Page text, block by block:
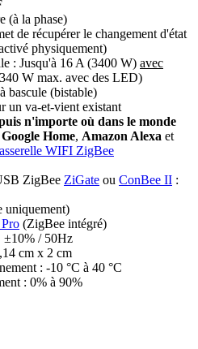
(à la phase)
de récupérer le changement d'état
physiquement)
: Jusqu'à 16 A (3400 W) avec
W max. avec des LED)
bascule (bistable)
un va-et-vient existant
n'importe où dans le monde
Google Home, Amazon Alexa et
WIFI ZigBee
ZigBee ZiGate ou ConBee II :
uniquement)
(ZigBee intégré)
/ 50Hz
cm x 2 cm
: -10 °C à 40 °C
: 0% à 90%